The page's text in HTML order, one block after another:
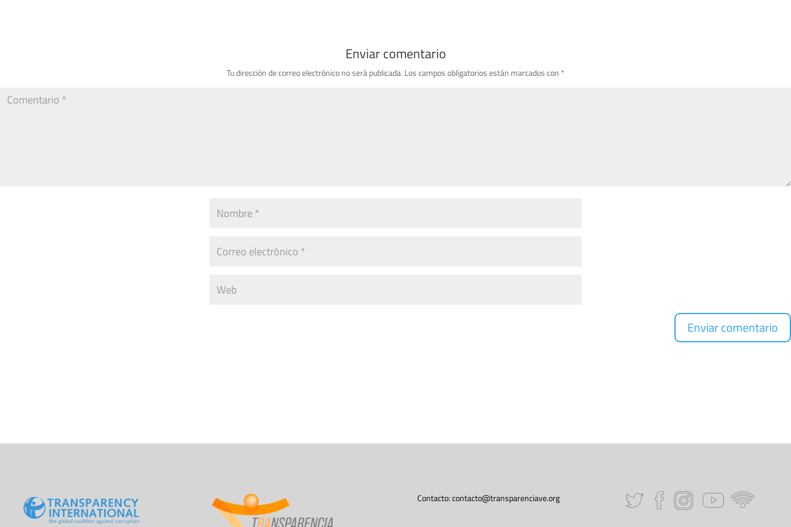
Enviar comentario
Tu dirección de correo electrónico no será publicada. Los campos obligatorios están marcados con *
Contacto:contacto@transparenciave.org